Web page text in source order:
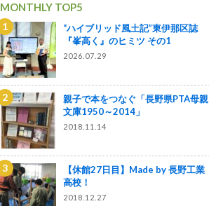
MONTHLY TOP5
“ハイブリッド風土記”東伊那区誌
『峯高く』のヒミツ その1
2026.07.29
親子で本をつなぐ「長野県PTA母親
文庫1950～2014」
2018.11.14
【休館27日目】Made by 長野工業
高校！
2018.12.27